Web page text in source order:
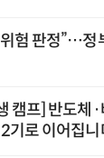
험 판정”…정
캠프] 반도체·
기로 이어집니